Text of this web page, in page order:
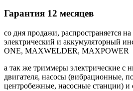
Гарантия 12 месяцев
со дня продажи, распространяется
электрический и аккумуляторный
ONE, MAXWELDER, MAXPOWER
а так же триммеры электрические с
двигателя, насосы (вибрационные,
центробежные, насосные станции) и